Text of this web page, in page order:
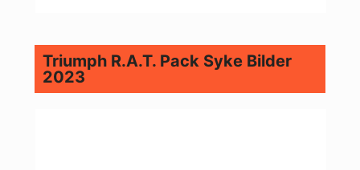
Triumph R.A.T. Pack Syke Bilder
2023